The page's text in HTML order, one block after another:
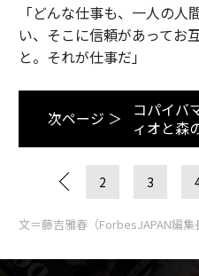
「どんな仕事も、一人の
い、そこに信頼があってお
と。それが仕事だ」
次ページ ＞
コパイバ
ィオと森
2 3
文＝藤吉雅春（ForbesJAPAN編集